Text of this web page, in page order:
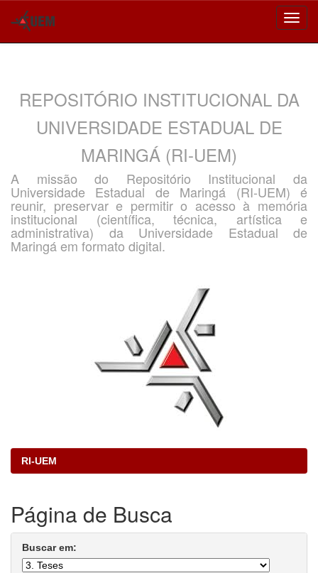
REPOSITÓRIO INSTITUCIONAL DA
UNIVERSIDADE ESTADUAL DE
MARINGÁ (RI-UEM)
A missão do Repositório Institucional da
Universidade Estadual de Maringá (RI-UEM) é
reunir, preservar e permitir o acesso à memória
institucional (científica, técnica, artística e
administrativa) da Universidade Estadual de
Maringá em formato digital.
RI-UEM
Página de Busca
Buscar em: